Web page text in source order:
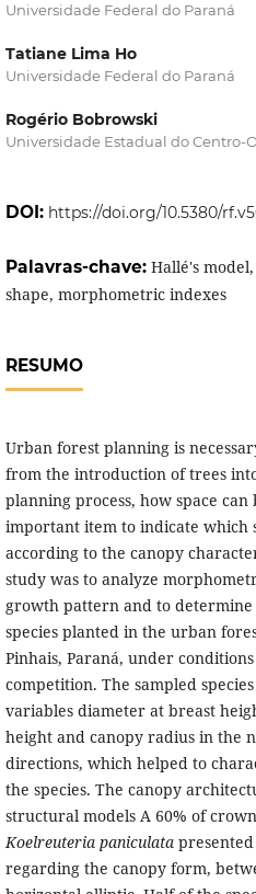
Universidade Federal do Paraná
Tatiane Lima Ho
Universidade Federal do Paraná
Rogério Bobrowski
Universidade Estadual do Centro-
DOI: https://doi.org/10.5380/
Palavras-chave: Hallé's
shape, morphometric indexes
RESUMO
Urban forest planning is
from the introduction of trees
planning process, how space
important item to indicate which
according to the canopy
study was to analyze
growth pattern and to
species planted in the urban
Pinhais, Paraná, under
competition. The sampled
variables diameter at breast
height and canopy radius in the
directions, which helped to
the species. The canopy
structural models A 60% of
Koelreuteria paniculatapresented
regarding the canopy form,